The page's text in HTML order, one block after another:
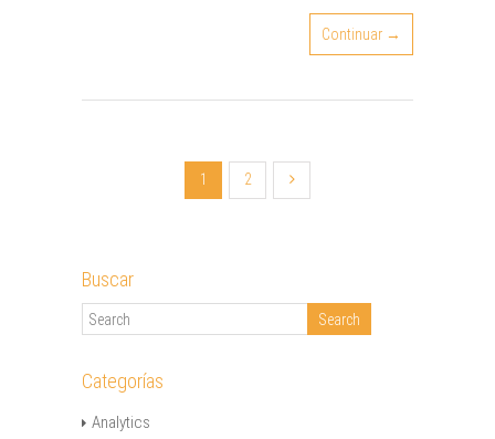
Continuar →
1 2
Buscar
Categorías
Analytics